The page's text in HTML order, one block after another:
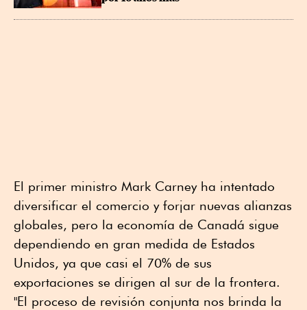
El primer ministro Mark Carney ha intentado
diversificar el comercio y forjar nuevas alianzas
globales, pero la economía de Canadá sigue
dependiendo en gran medida de Estados
Unidos, ya que casi el 70% de sus
exportaciones se dirigen al sur de la frontera.
"El proceso de revisión conjunta nos brinda la